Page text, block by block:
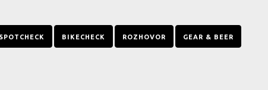
SPOTCHECK BIKECHECK ROZHOVOR GEAR & BEER